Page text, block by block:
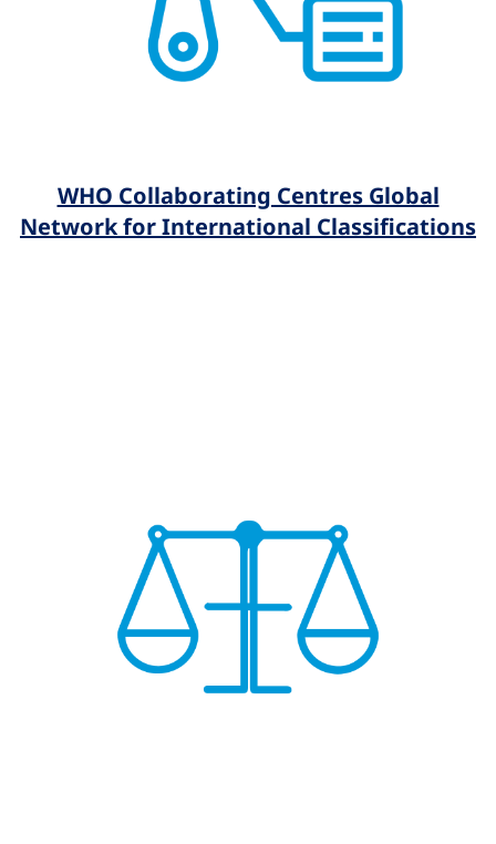
WHO Collaborating Centres Global
Network for International Classifications